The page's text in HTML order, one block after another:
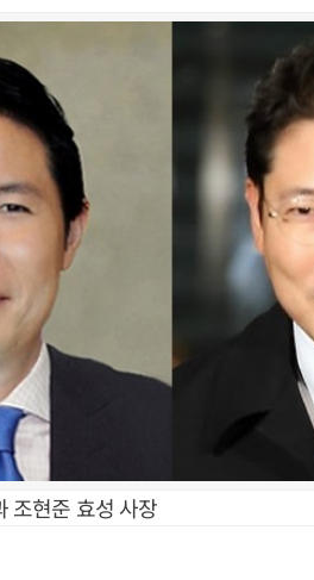
조현준 효성 사장